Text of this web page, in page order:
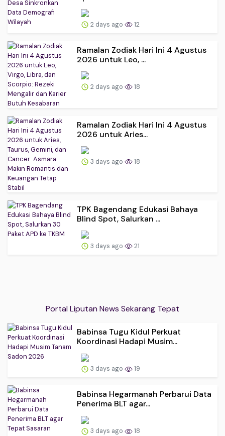
2 days ago 12
Ramalan Zodiak Hari Ini 4 Agustus
2026 untuk Leo, ...
2 days ago 18
Ramalan Zodiak Hari Ini 4 Agustus
2026 untuk Aries...
3 days ago 18
TPK Bagendang Edukasi Bahaya
Blind Spot, Salurkan ...
3 days ago 21
Portal Liputan News Sekarang Tepat
Babinsa Tugu Kidul Perkuat
Koordinasi Hadapi Musim...
3 days ago 19
Babinsa Hegarmanah Perbarui Data
Penerima BLT agar...
3 days ago 18